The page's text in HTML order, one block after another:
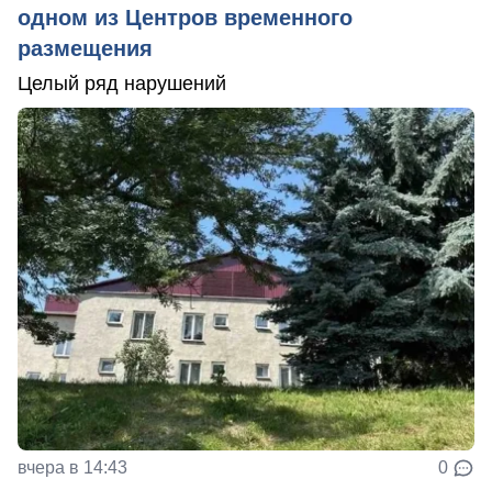
одном из Центров временного
размещения
Целый ряд нарушений
вчера в 14:43 0